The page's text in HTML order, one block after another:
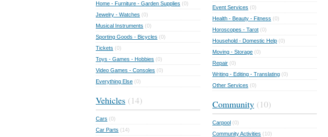
Home - Furniture - Garden Supplies (0)
Jewelry - Watches (0)
Musical Instruments (0)
Sporting Goods - Bicycles (0)
Tickets (0)
Toys - Games - Hobbies (0)
Video Games - Consoles (0)
Everything Else (0)
Vehicles (14)
Cars (0)
Car Parts (14)
Event Services (0)
Health - Beauty - Fitness (0)
Horoscopes - Tarot (0)
Household - Domestic Help (0)
Moving - Storage (0)
Repair (0)
Writing - Editing - Translating (0)
Other Services (0)
Community (10)
Carpool (0)
Community Activities (10)